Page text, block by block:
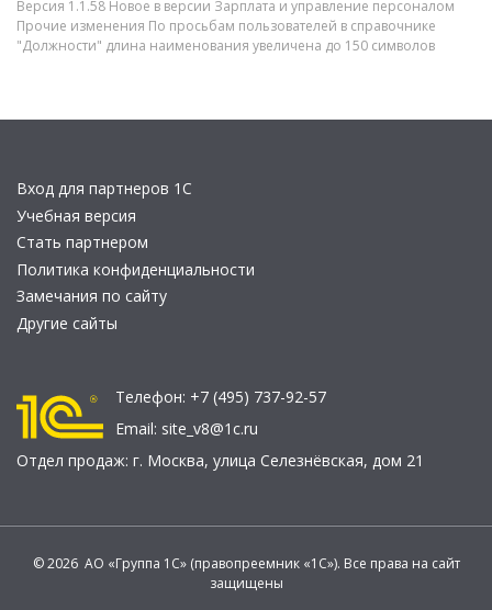
Версия 1.1.58 Новое в версии Зарплата и управление персоналом
Прочие изменения По просьбам пользователей в справочнике
"Должности" длина наименования увеличена до 150 символов
Вход для партнеров 1С
Учебная версия
Стать партнером
Политика конфиденциальности
Замечания по сайту
Другие сайты
Телефон: +7 (495) 737-92-57
Email: site_v8@1c.ru
Отдел продаж: г. Москва, улица Селезнёвская, дом 21
© 2026 АО «Группа 1С» (правопреемник «1С»). Все права на сайт
защищены